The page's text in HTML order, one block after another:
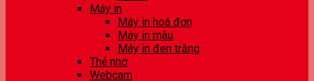
Máy in
Máy in hoá đơn
Máy in màu
Máy in đen trắng
Thẻ nhớ
Webcam